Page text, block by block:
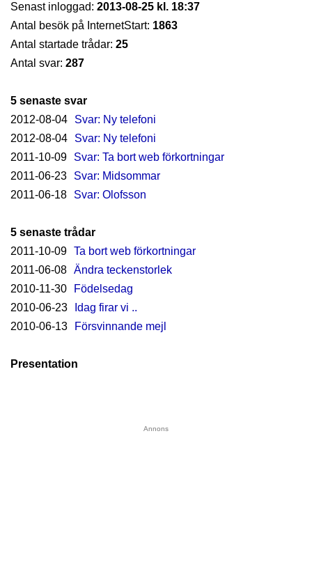
Senast inloggad: 2013-08-25 kl. 18:37
Antal besök på InternetStart: 1863
Antal startade trådar: 25
Antal svar: 287
5 senaste svar
2012-08-04
Svar: Ny telefoni
2012-08-04
Svar: Ny telefoni
2011-10-09
Svar: Ta bort web förkortningar
2011-06-23
Svar: Midsommar
2011-06-18
Svar: Olofsson
5 senaste trådar
2011-10-09 Ta bort web förkortningar
2011-06-08 Ändra teckenstorlek
2010-11-30
Födelsedag
2010-06-23
Idag firar vi ..
2010-06-13
Försvinnande mejl
Presentation
Annons